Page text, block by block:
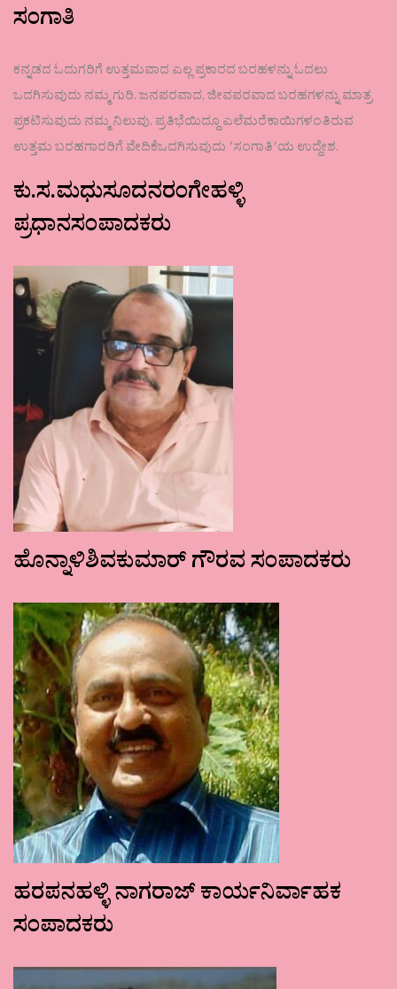
ಸಂಗಾತಿ
ಕನ್ನಡದ ಓದುಗರಿಗೆ ಉತ್ತಮವಾದ ಎಲ್ಲ ಪ್ರಕಾರದ ಬರಹಳನ್ನು ಓದಲು
ಒದಗಿಸುವುದು ನಮ್ಮ ಗುರಿ. ಜನಪರವಾದ, ಜೀವಪರವಾದ ಬರಹಗಳನ್ನು ಮಾತ್ರ
ಪ್ರಕಟಿಸುವುದು ನಮ್ಮ ನಿಲುವು. ಪ್ರತಿಭೆಯಿದ್ದೂ ಎಲೆಮರೆಕಾಯಿಗಳಂತಿರುವ
ಉತ್ತಮ ಬರಹಗಾರರಿಗೆ ವೇದಿಕೆಒದಗಿಸುವುದು ʼಸಂಗಾತಿʼಯ ಉದ್ದೇಶ.
ಕು.ಸ.ಮಧುಸೂದನರಂಗೇಹಳ್ಳಿ
ಪ್ರಧಾನಸಂಪಾದಕರು
ಹೊನ್ನಾಳಿಶಿವಕುಮಾರ್ ಗೌರವ ಸಂಪಾದಕರು
ಹರಪನಹಳ್ಳಿ ನಾಗರಾಜ್ ಕಾರ್ಯನಿರ್ವಾಹಕ
ಸಂಪಾದಕರು